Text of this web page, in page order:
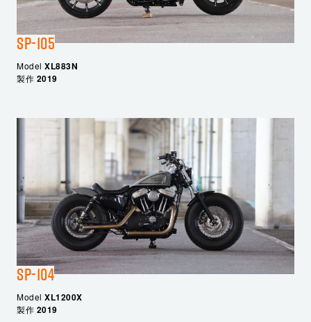
SP-105
Model XL883N
製作 2019
SP-104
Model XL1200X
製作 2019